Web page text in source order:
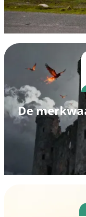
De